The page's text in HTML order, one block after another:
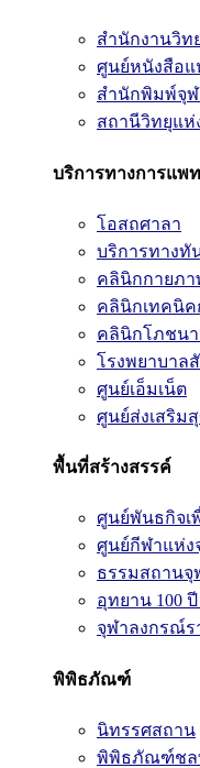
สำนักงานวิท
ศูนย์หนังสือแ
สำนักพิมพ์จุ
สถานีวิทยุแห่
บริการทางการแพ
โอสถศาลา
บริการทางทั
คลินิกกายภา
คลินิกเทคนิ
คลินิกโภชน
โรงพยาบาล
ศูนย์เอ็มเน็ต
ศูนย์ส่งเสริม
พื้นที่สร้างสรรค์
ศูนย์พันธกิจเ
ศูนย์กีฬาแห่ง
ธรรมสถาน
อุทยาน 100
จุฬาลงกรณ์
พิพิธภัณฑ์
นิทรรศสถาน
พิพิธภัณฑ์ชล